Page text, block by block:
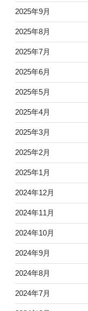
2025年9月
2025年8月
2025年7月
2025年6月
2025年5月
2025年4月
2025年3月
2025年2月
2025年1月
2024年12月
2024年11月
2024年10月
2024年9月
2024年8月
2024年7月